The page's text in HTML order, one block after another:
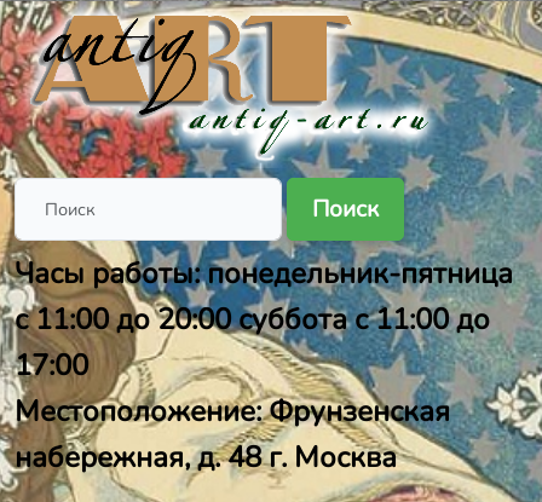
Поиск
Часы работы: понедельник-пятница
с 11:00 до 20:00 суббота с 11:00 до
17:00
Местоположение: Фрунзенская
набережная, д. 48 г. Москва